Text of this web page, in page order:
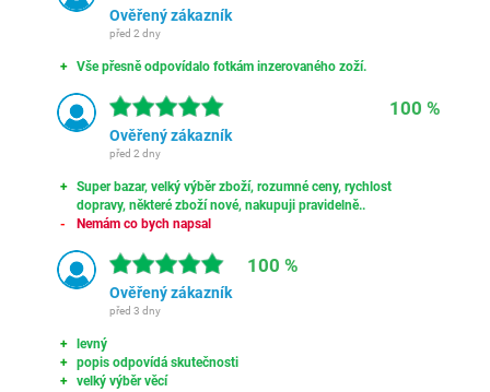
Ověřený zákazník
před 2 dny
Vše přesně odpovídalo fotkám inzerovaného zoží.
100 %
Ověřený zákazník
před 2 dny
Super bazar, velký výběr zboží, rozumné ceny, rychlost
dopravy, některé zboží nové, nakupuji pravidelně..
Nemám co bych napsal
100 %
Ověřený zákazník
před 3 dny
levný
popis odpovídá skutečnosti
velký výběr věcí